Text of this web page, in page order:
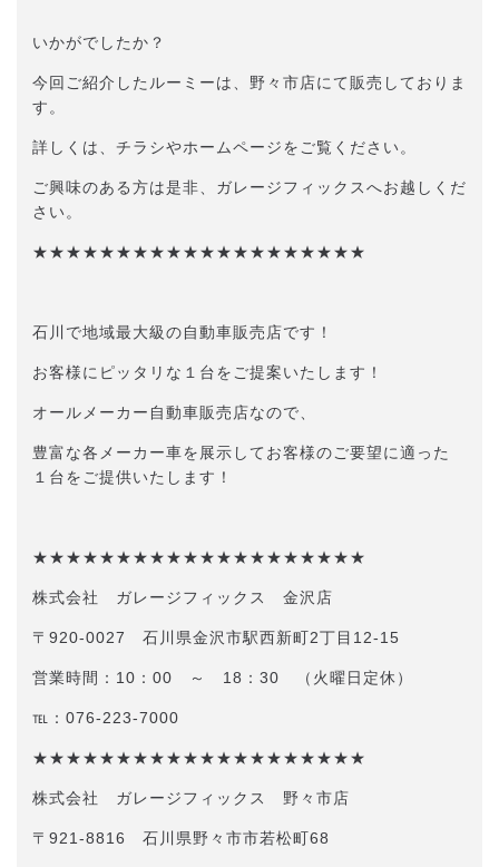
いかがでしたか？
今回ご紹介したルーミーは、野々市店にて販売しておりま
す。
詳しくは、チラシやホームページをご覧ください。
ご興味のある方は是非、ガレージフィックスへお越しくだ
さい。
★★★★★★★★★★★★★★★★★★★★
石川で地域最大級の自動車販売店です！
お客様にピッタリな１台をご提案いたします！
オールメーカー自動車販売店なので、
豊富な各メーカー車を展示してお客様のご要望に適った
１台をご提供いたします！
★★★★★★★★★★★★★★★★★★★★
株式会社 ガレージフィックス 金沢店
〒920-0027 石川県金沢市駅西新町2丁目12-15
営業時間：10：00 ～ 18：30 （火曜日定休）
℡：076-223-7000
★★★★★★★★★★★★★★★★★★★★
株式会社 ガレージフィックス 野々市店
〒921-8816 石川県野々市市若松町68